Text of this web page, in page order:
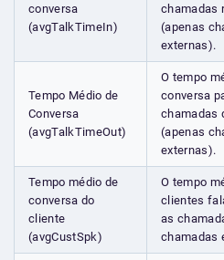
conversa
(avgTalkTimeIn)
chamadas
(apenas
externas).
Tempo Médio de
Conversa
(avgTalkTimeOut)
O tempo
conversa
chamadas
(apenas
externas).
Tempo médio de
conversa do
cliente
(avgCustSpk)
O tempo
clientes
as
chamadas